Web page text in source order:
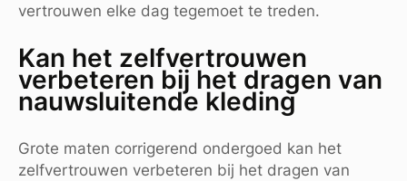
vertrouwen elke dag tegemoet te treden.
Kan het zelfvertrouwen
verbeteren bij het dragen van
nauwsluitende kleding
Grote maten corrigerend ondergoed kan het
zelfvertrouwen verbeteren bij het dragen van